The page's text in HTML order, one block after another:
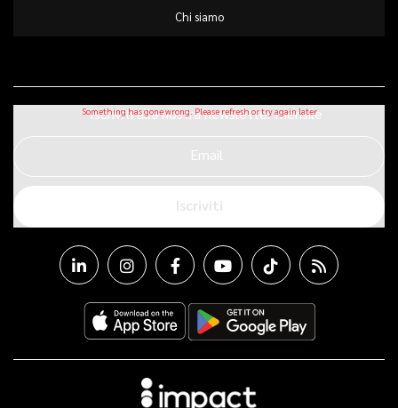
Chi siamo
Iscriviti alla nostra newsletter mensile
Email
Iscriviti